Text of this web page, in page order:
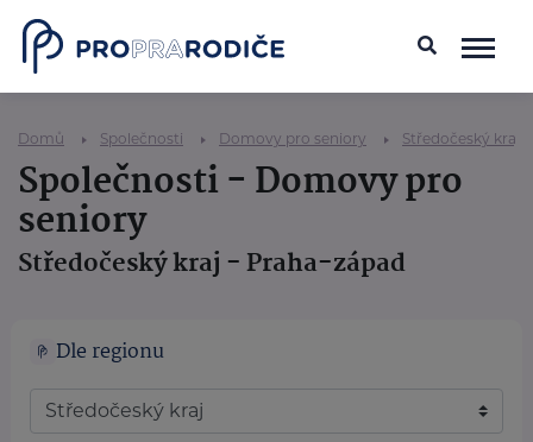
Domů Společnosti Domovy pro seniory Středočeský kraj
Společnosti - Domovy pro
seniory
Středočeský kraj - Praha-západ
Dle regionu